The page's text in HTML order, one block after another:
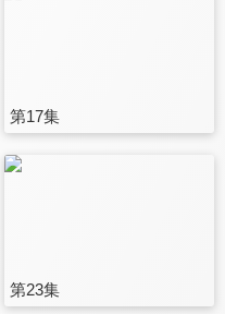
第17集
第23集